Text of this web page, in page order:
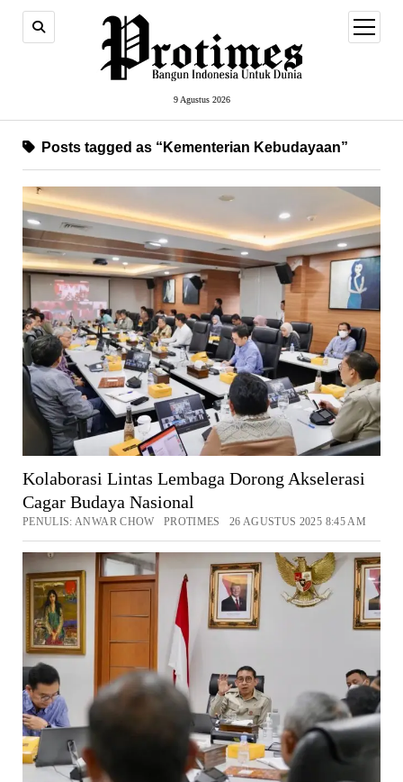
9 Agustus 2026
open
menu
Posts tagged as “Kementerian Kebudayaan”
Kolaborasi Lintas Lembaga Dorong Akselerasi
Cagar Budaya Nasional
PENULIS: ANWAR CHOW PROTIMES 26 AGUSTUS 2025 8:45 AM